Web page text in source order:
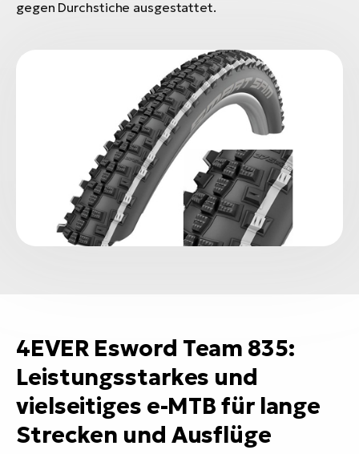
gegen Durchstiche ausgestattet.
4EVER Esword Team 835:
Leistungsstarkes und
vielseitiges e-MTB für lange
Strecken und Ausflüge